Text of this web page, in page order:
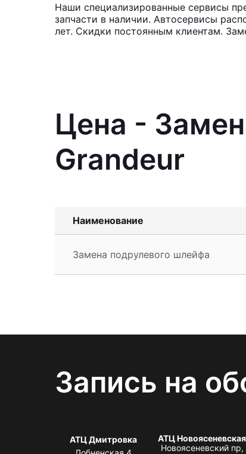
Наши специализированные сервисы
запчасти в наличии. Автосервисы
лет. Скидки постоянным клиентам.
Цена -
Grandeur
Наименование
Замена подрулевого шлейфа
Запись на
АТЦ Дмитровка
АТЦ Новоясеневская
Новоясеневский пр,